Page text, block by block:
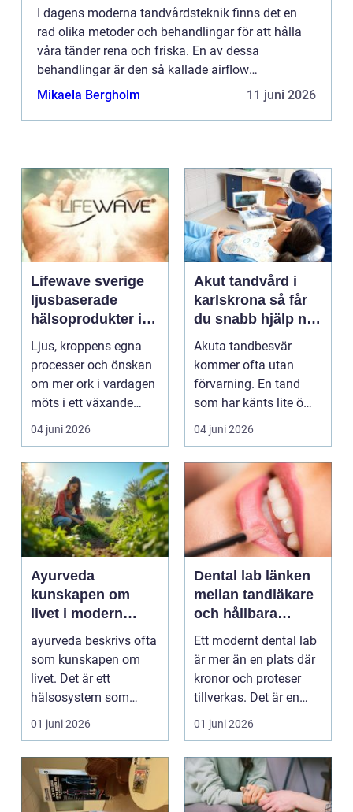
I dagens moderna tandvårdsteknik finns det en
rad olika metoder och behandlingar för att hålla
våra tänder rena och friska. En av dessa
behandlingar är den så kallade airflow
behandlingen, som använder en s...
Mikaela Bergholm 11 juni 2026
Lifewave sverige
ljusbaserade
hälsoprodukter i
fokus
Ljus, kroppens egna
processer och önskan
om mer ork i vardagen
möts i ett växande
intresse för fotot...
04 juni 2026
Akut tandvård i
karlskrona så får
du snabb hjälp när
tanden krisar
Akuta tandbesvär
kommer ofta utan
förvarning. En tand
som har känts lite öm
kan plötsligt göra så
on...
04 juni 2026
Ayurveda
kunskapen om
livet i modern
vardag
ayurveda beskrivs ofta
som kunskapen om
livet. Det är ett
hälsosystem som
betonar balans, helhet
och...
01 juni 2026
Dental lab länken
mellan tandläkare
och hållbara
leenden
Ett modernt dental lab
är mer än en plats där
kronor och proteser
tillverkas. Det är en
teknisk och ...
01 juni 2026